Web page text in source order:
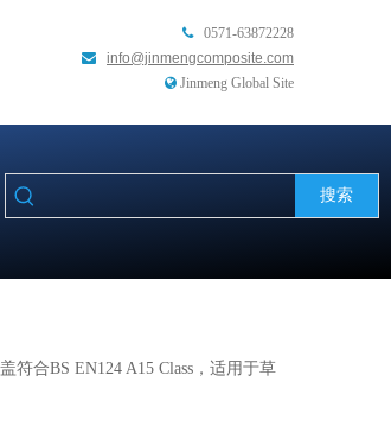
 0571-63872228
 info@jinmengcomposite.com
 Jinmeng Global Site
搜索
符合BS EN124 A15 Class，适用于草